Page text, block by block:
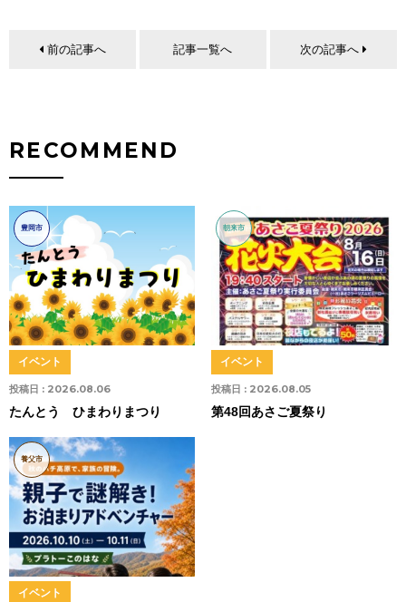
前の記事へ 記事一覧へ 次の記事へ
RECOMMEND
豊岡市
投稿日 : 2026.08.06
イベント
たんとう ひまわりまつり
朝来市
投稿日 : 2026.08.05
イベント
第48回あさご夏祭り
養父市
イベント